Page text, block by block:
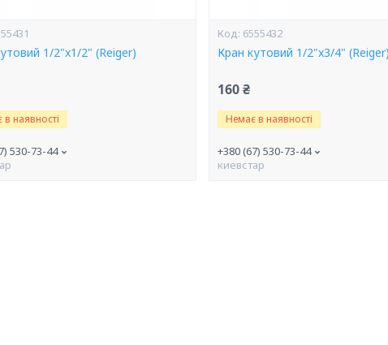
1/2"x1/2" (Reiger)
наявності
530-73-44
6555432
Кран кутовий 1/2"x3/4" (Reiger)
160 ₴
Немає в наявності
+380 (67) 530-73-44
киевстар